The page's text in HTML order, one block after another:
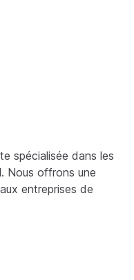
spécialisée dans les
Nous offrons une
entreprises de